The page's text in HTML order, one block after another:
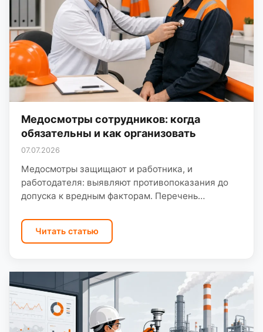
Медосмотры сотрудников: когда
обязательны и как организовать
07.07.2026
Медосмотры защищают и работника, и
работодателя: выявляют противопоказания до
допуска к вредным факторам. Перечень
Минздрава с учётом результатов СОУТ.
Предварительный медосмотр —…
Читать статью